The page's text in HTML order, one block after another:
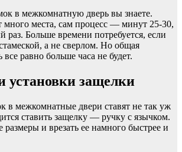
в межкомнатную дверь вы знаете.
много места, сам процесс — минут 25-30,
раз. Больше времени потребуется, если
а не сверлом. Но общая
равно больше часа не будет.
установки защелки
в межкомнатные двери ставят не так уж
ставить защелку — ручку с язычком.
и врезать ее намного быстрее и